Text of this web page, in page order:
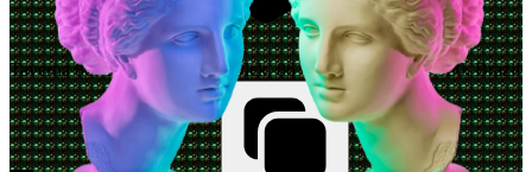
Taverna 86, Tv. Irmã Helena Olek, 86 - Irati, PR, 84507-080, Brazil